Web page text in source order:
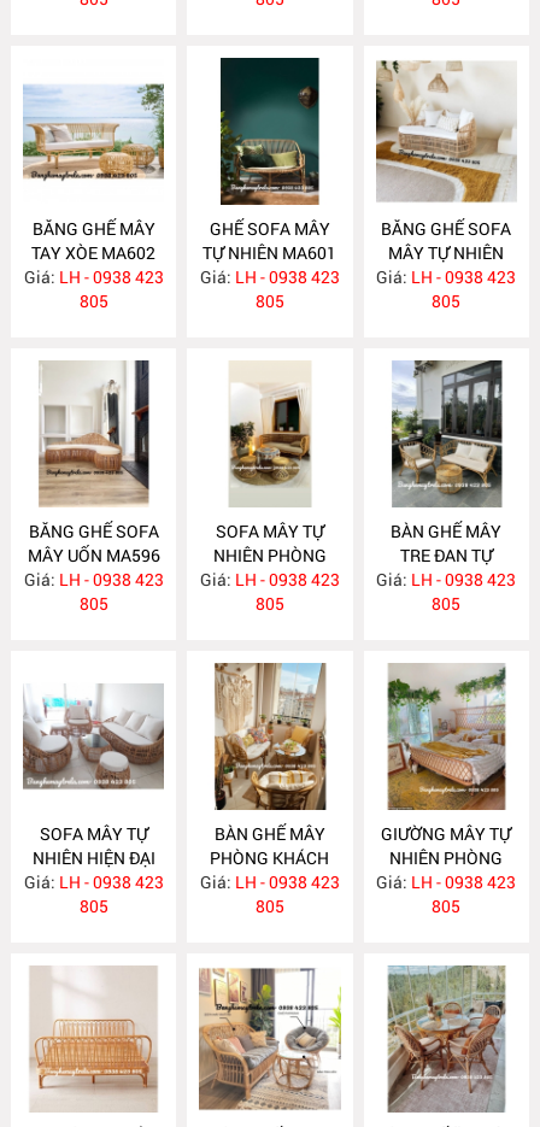
BĂNG GHẾ MÂY
TAY XÒE MA602
Giá: LH - 0938 423
805
GHẾ SOFA MÂY
TỰ NHIÊN MA601
Giá: LH - 0938 423
805
BĂNG GHẾ SOFA
MÂY TỰ NHIÊN
MA597
Giá: LH - 0938 423
805
BĂNG GHẾ SOFA
MÂY UỐN MA596
Giá: LH - 0938 423
805
SOFA MÂY TỰ
NHIÊN PHÒNG
KHÁCH MA588
Giá: LH - 0938 423
805
BÀN GHẾ MÂY
TRE ĐAN TỰ
NHIÊN MA587
Giá: LH - 0938 423
805
SOFA MÂY TỰ
NHIÊN HIỆN ĐẠI
MA586
Giá: LH - 0938 423
805
BÀN GHẾ MÂY
PHÒNG KHÁCH
NHỎ GỌN MA585
Giá: LH - 0938 423
805
GIƯỜNG MÂY TỰ
NHIÊN PHÒNG
NGỦ MA584
Giá: LH - 0938 423
805